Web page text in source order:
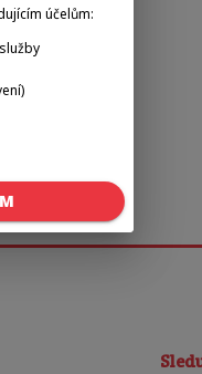
účelům: